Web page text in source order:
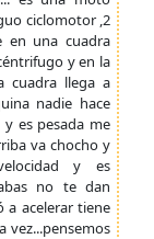
ciclomotor ,2
en una cuadra
y en la
cuadra llega a
nadie hace
es pesada me
va chocho y
y es
no te dan
a acelerar tiene
vez...pensemos